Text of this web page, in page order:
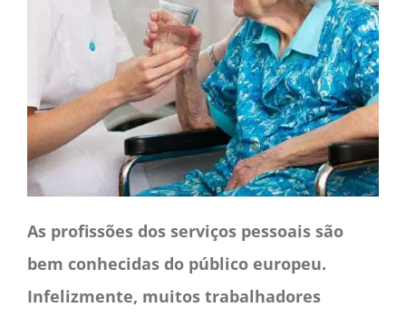
As profissões dos serviços pessoais são
bem conhecidas do público europeu.
Infelizmente, muitos trabalhadores